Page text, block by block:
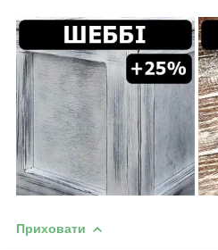
Приховати